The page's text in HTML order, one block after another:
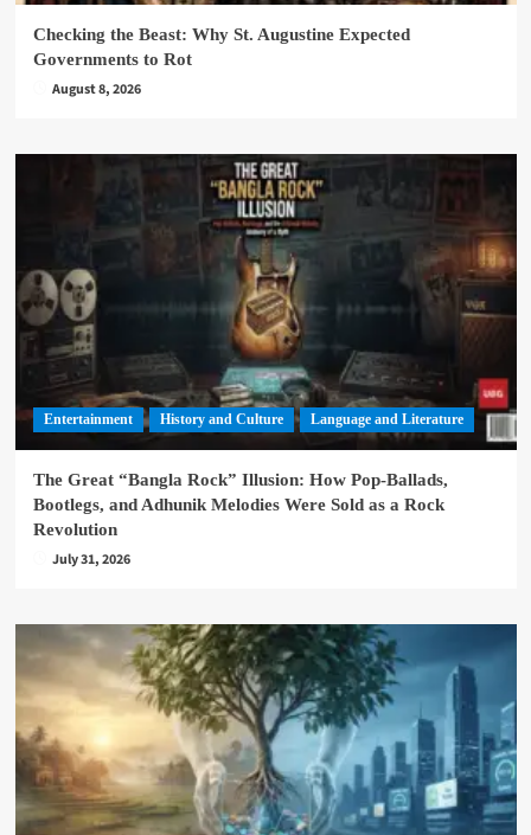
Checking the Beast: Why St. Augustine Expected
Governments to Rot
August 8, 2026
Entertainment History and Culture Language and Literature
The Great “Bangla Rock” Illusion: How Pop-Ballads,
Bootlegs, and Adhunik Melodies Were Sold as a Rock
Revolution
July 31, 2026